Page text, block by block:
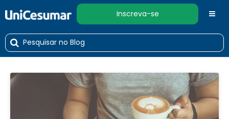
Inscreva-se